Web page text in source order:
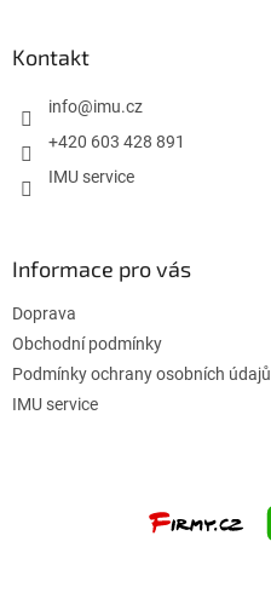
Kontakt
info@imu.cz
+420 603 428 891
IMU service
Informace pro vás
Doprava
Obchodní podmínky
Podmínky ochrany osobních údajů
IMU service